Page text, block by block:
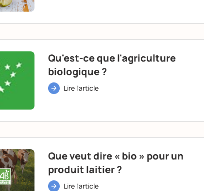
Qu'est-ce que l'agriculture
biologique ?
Lire l'article
Que veut dire « bio » pour un
produit laitier ?
Lire l'article